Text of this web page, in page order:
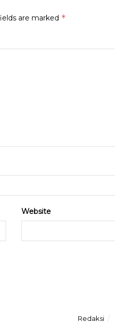
are marked *
Website
Redaksi